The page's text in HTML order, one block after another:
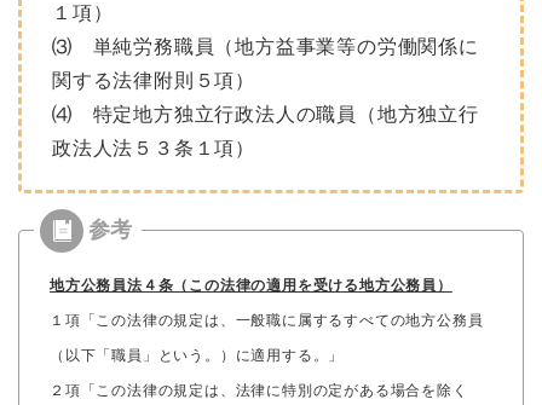
１項）
⑶ 単純労務職員（地方益事業等の労働関係に
関する法律附則５項）
⑷ 特定地方独立行政法人の職員（地方独立行
政法人法５３条１項）
地方公務員法４条（この法律の適用を受ける地方公務員）
１項「この法律の規定は、一般職に属するすべての地方公務員
（以下「職員」という。）に適用する。」
２項「この法律の規定は、法律に特別の定がある場合を除く